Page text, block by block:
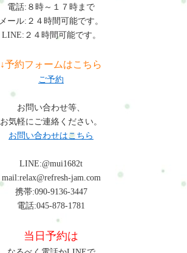
電話:８時～１７時まで
メール:２４時間可能です。
LINE:２４時間可能です。
↓予約フォームはこちら
ご予約
お問い合わせ等、
お気軽にご連絡ください。
お問い合わせはこちら
LINE:@mui1682t
mail:relax@refresh-jam.com
携帯:090-9136-3447
電話:045-878-1781
当日予約は